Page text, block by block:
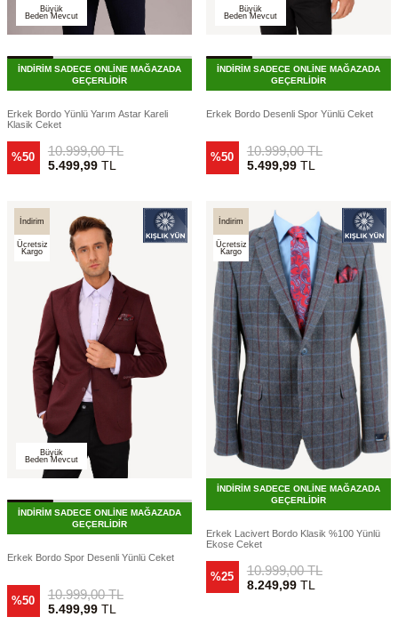
Büyük
Beden Mevcut
İNDİRİM SADECE ONLİNE MAĞAZADA
GEÇERLİDİR
Erkek Bordo Yünlü Yarım Astar Kareli
Klasik Ceket
%50 10.999,00TL
5.499,99TL
Büyük
Beden Mevcut
İNDİRİM SADECE ONLİNE MAĞAZADA
GEÇERLİDİR
Erkek Bordo Desenli Spor Yünlü Ceket
%50 10.999,00TL
5.499,99TL
İndirim
Ücretsiz
Kargo
Büyük
Beden Mevcut
İNDİRİM SADECE ONLİNE MAĞAZADA
GEÇERLİDİR
Erkek Bordo Spor Desenli Yünlü Ceket
%50 10.999,00TL
5.499,99TL
İndirim
Ücretsiz
Kargo
İNDİRİM SADECE ONLİNE MAĞAZADA
GEÇERLİDİR
Erkek Lacivert Bordo Klasik %100 Yünlü
Ekose Ceket
%25 10.999,00TL
8.249,99TL